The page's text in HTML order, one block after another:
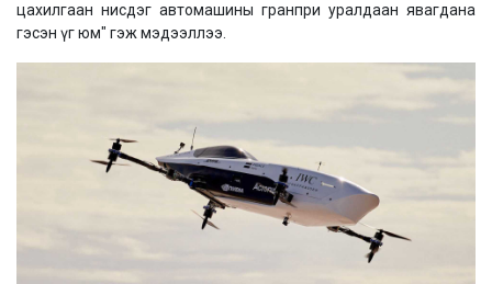
цахилгаан нисдэг автомашины гранпри уралдаан явагдана
гэсэн үг юм" гэж мэдээллээ.